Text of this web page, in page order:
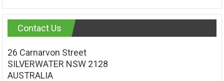
Contact Us
26 Carnarvon Street
SILVERWATER NSW 2128
AUSTRALIA